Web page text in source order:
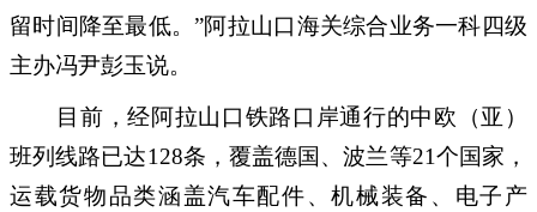
留时间降至最低。”阿拉山口海关综合业务一科四级
主办冯尹彭玉说。
目前，经阿拉山口铁路口岸通行的中欧（亚）
班列线路已达128条，覆盖德国、波兰等21个国家，
运载货物品类涵盖汽车配件、机械装备、电子产